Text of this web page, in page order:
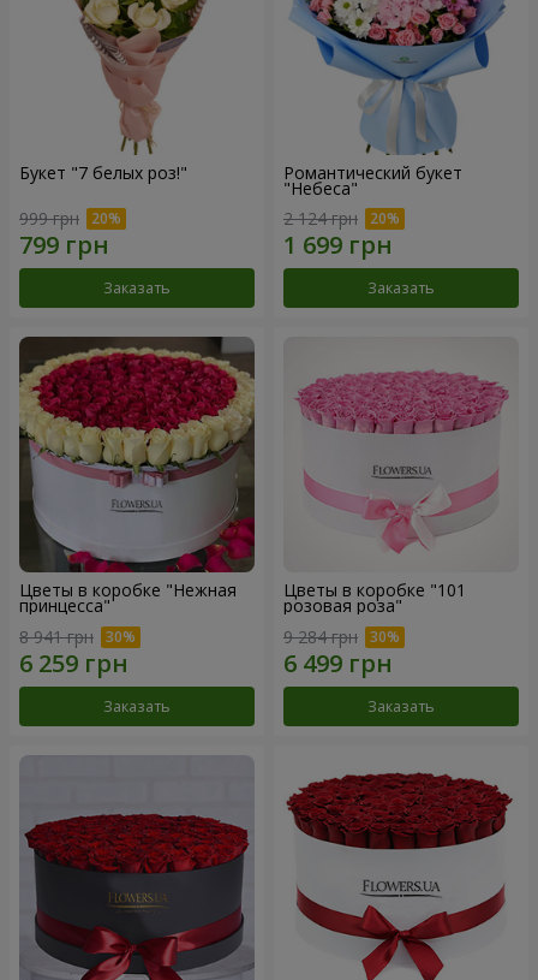
Букет "7 белых роз!"
999 грн
Заказать
Романтический букет
"Небеса"
2 124 грн
Заказать
Цветы в коробке "Нежная
принцесса"
8 941 грн
Заказать
Цветы в коробке "101
розовая роза"
9 284 грн
Заказать